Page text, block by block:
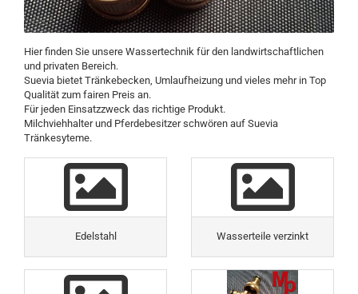
Hier finden Sie unsere Wassertechnik für den landwirtschaftlichen
und privaten Bereich.
Suevia bietet Tränkebecken, Umlaufheizung und vieles mehr in Top
Qualität zum fairen Preis an.
Für jeden Einsatzzweck das richtige Produkt.
Milchviehhalter und Pferdebesitzer schwören auf Suevia
Tränkesyteme.
Edelstahl Wasserteile verzinkt